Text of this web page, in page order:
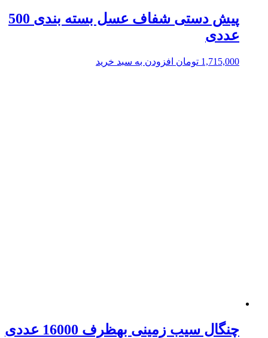
پیش دستی شفاف عسل بسته بندی 500
عددی
1,715,000 تومان افزودن به سبد خرید
چنگال سیب زمینی بهظرف 16000 عددی